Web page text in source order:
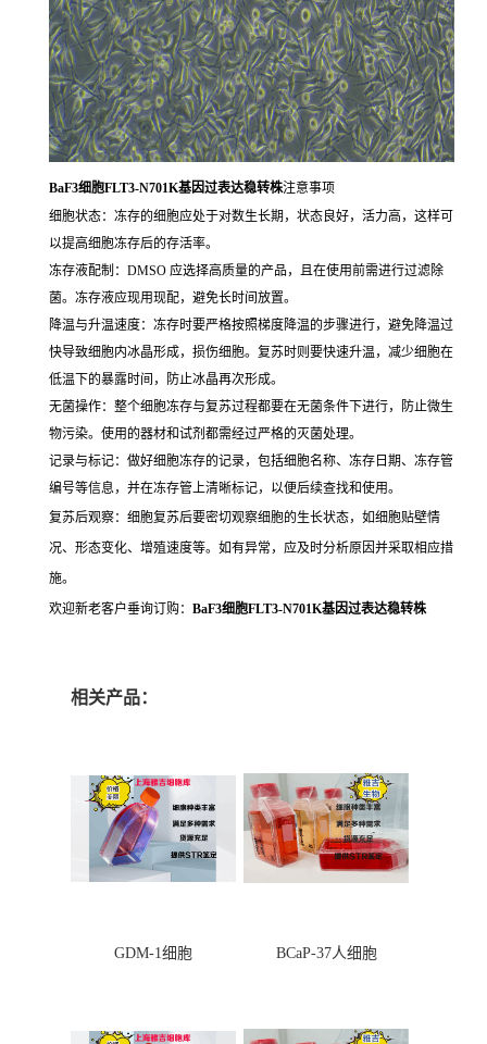
BaF3细胞FLT3-N701K基因过表达稳转株注意事项
细胞状态：冻存的细胞应处于对数生长期，状态良好，活力高，这样可
以提高细胞冻存后的存活率。
冻存液配制：DMSO 应选择高质量的产品，且在使用前需进行过滤除
菌。冻存液应现用现配，避免长时间放置。
降温与升温速度：冻存时要严格按照梯度降温的步骤进行，避免降温过
快导致细胞内冰晶形成，损伤细胞。复苏时则要快速升温，减少细胞在
低温下的暴露时间，防止冰晶再次形成。
无菌操作：整个细胞冻存与复苏过程都要在无菌条件下进行，防止微生
物污染。使用的器材和试剂都需经过严格的灭菌处理。
记录与标记：做好细胞冻存的记录，包括细胞名称、冻存日期、冻存管
编号等信息，并在冻存管上清晰标记，以便后续查找和使用。
复苏后观察：细胞复苏后要密切观察细胞的生长状态，如细胞贴壁情
况、形态变化、增殖速度等。如有异常，应及时分析原因并采取相应措
施。
欢迎新老客户垂询订购： BaF3细胞FLT3-N701K基因过表达稳转株
相关产品：
GDM-1细胞 BCaP-37人细胞